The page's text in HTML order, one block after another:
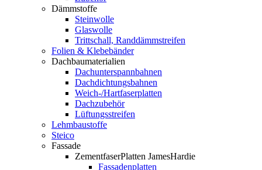
Dämmstoffe
Steinwolle
Glaswolle
Trittschall, Randdämmstreifen
Folien & Klebebänder
Dachbaumaterialien
Dachunterspannbahnen
Dachdichtungsbahnen
Weich-/Hartfaserplatten
Dachzubehör
Lüftungsstreifen
Lehmbaustoffe
Steico
Fassade
ZementfaserPlatten JamesHardie
Fassadenplatten